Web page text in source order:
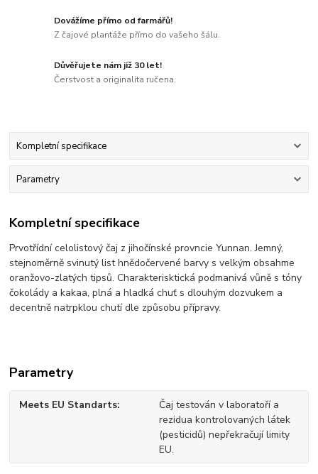
Dovážíme přímo od farmářů!
Z čajové plantáže přímo do vašeho šálu.
Důvěřujete nám již 30 let!
Čerstvost a originalita ručena.
Kompletní specifikace
Parametry
Kompletní specifikace
Prvotřídní celolistový čaj z jihočínské provncie Yunnan. Jemný,
stejnoměrně svinutý list hnědočervené barvy s velkým obsahme
oranžovo-zlatých tipsů. Charakterisktická podmanivá vůně s tóny
čokolády a kakaa, plná a hladká chuť s dlouhým dozvukem a
decentně natrpklou chutí dle způsobu přípravy.
Parametry
Meets EU Standarts
Čaj testován v laboratoří a
rezidua kontrolovaných látek
(pesticidů) nepřekračují limity
EU.